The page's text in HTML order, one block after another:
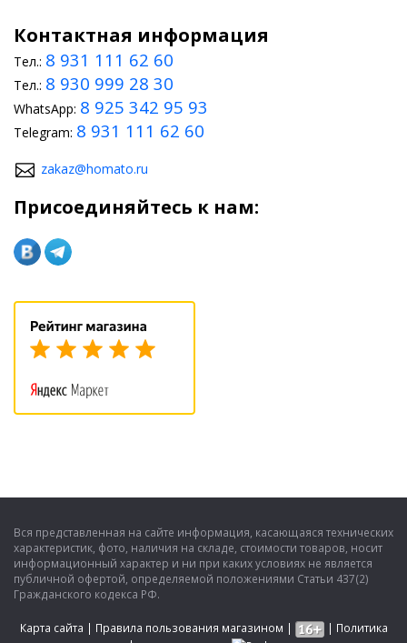
Контактная информация
Тел.: 8 931 111 62 60
Тел.: 8 930 999 28 30
WhatsApp: 8 925 342 95 93
Telegram: 8 931 111 62 60
zakaz@homato.ru
Присоединяйтесь к нам:
Вся представленная на сайте информация, касающаяся технических
характеристик, фото, наличия на складе, стоимости товаров, носит
информационный характер и ни при каких условиях не является
публичной офертой, определяемой положениями Статьи 437(2)
Гражданского кодекса РФ.
Карта сайта | Правила пользования магазином | | Политика